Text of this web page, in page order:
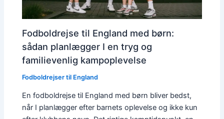
Fodboldrejse til England med børn:
sådan planlægger I en tryg og
familievenlig kampoplevelse
Fodboldrejser til England
En fodboldrejse til England med børn bliver bedst,
når I planlægger efter barnets oplevelse og ikke kun